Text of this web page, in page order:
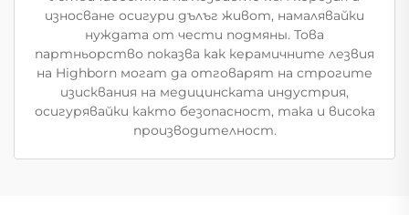
износване осигури дълъг живот, намалявайки
нуждата от чести подмяны. Това
партньорство показва как керамичните лезвия
на Highborn могат да отговарят на строгите
изисквания на медицинската индустрия,
осигурявайки както безопасност, така и висока
производителност.